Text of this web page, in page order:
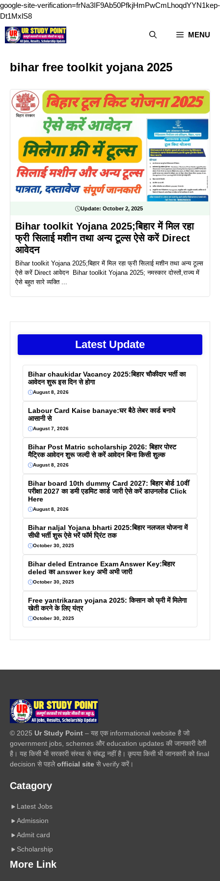
google-site-verification=frNa3IF9Ab50PfkjHmPwCmLhoqdYYN1kep-
Dt1MxlS8Skip
to
content
MENU
bihar free toolkit yojana 2025
Update: October 2, 2025
Bihar toolkit Yojana 2025;बिहार में मिल रहा
फ्री सिलाई मशीन तथा अन्य टूल्स ऐसे करें Direct
आवेदन
Bihar toolkit Yojana 2025;बिहार में मिल रहा फ्री सिलाई मशीन तथा अन्य टूल्स
ऐसे करें Direct आवेदन Bihar toolkit Yojana 2025; नमस्कार दोस्तों,राज्य में
ऐसे बहुत सारे व्यक्ति ...
Latest Update
Bihar chaukidar Vacancy 2025:बिहार चौकीदार भर्ती का
आवेदन शुरू इस दिन से होगा
August 8, 2026
Labour Card Kaise banaye:घर बैठे लेबर कार्ड बनाये
आसानी से
August 7, 2026
Bihar Post Matric scholarship 2026: बिहार पोस्ट
मैट्रिक आवेदन शुरू जल्दी से करें आवेदन बिना किसी शुल्क
August 8, 2026
Bihar board 10th dummy Card 2027: बिहार बोर्ड 10वीं
परीक्षा 2027 का डमी एडमिट कार्ड जारी ऐसे करें डाउनलोड Click
Here
August 8, 2026
Bihar naljal Yojana bharti 2025:बिहार नलजल योजना में
सीधी भर्ती शुरू ऐसे भरें फॉर्म प्रिंट तक
October 30, 2025
Bihar deled Entrance Exam Answer Key:बिहार
deled का answer key अभी अभी जारी
October 30, 2025
Free yantrikaran yojana 2025: किसान को फ्री में मिलेगा
खेती करने के लिए यंत्र
October 30, 2025
© 2025 Ur Study Point – यह एक informational website है जो
government jobs, schemes और education updates की जानकारी देती
है। यह किसी भी सरकारी संस्था से संबद्ध नहीं है। कृपया किसी भी जानकारी को final
decision से पहलेofficial site से verify करें।
Catagory
Latest Jobs
Admission
Admit card
Scholarship
More Link